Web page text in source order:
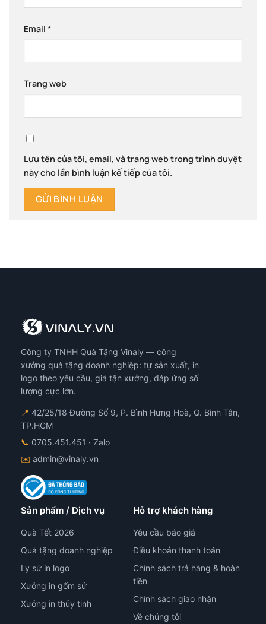
Email *
Trang web
Lưu tên của tôi, email, và trang web trong trình duyệt
này cho lần bình luận kế tiếp của tôi.
Công ty TNHH Quà Tặng Vinaly — công
xưởng quà tặng doanh nghiệp: tự sản xuất, in
logo theo yêu cầu, giá tận xưởng, đáp ứng số
lượng cực lớn.
📍 42/25/18 Đường Số 9, P. Bình Hưng Hoà, Q. Bình Tân,
TP.HCM
📞 0705.451.451 · Zalo
✉️ admin@vinaly.vn
Sản phẩm / Dịch vụ
Quà Tết 2026
Quà tặng doanh nghiệp
Ly sứ in logo
Xưởng in gốm sứ
Xưởng in thủy tinh
Hỗ trợ khách hàng
Yêu cầu báo giá
Điều khoản thanh toán
Chính sách trả hàng & hoàn
tiền
Chính sách giao nhận
Về chúng tôi